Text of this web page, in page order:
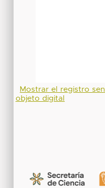
Mostrar el registro
objeto digital